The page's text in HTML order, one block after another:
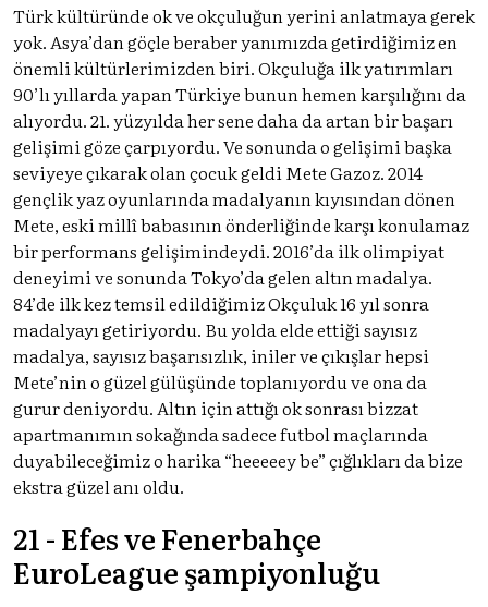
Türk kültüründe ok ve okçuluğun yerini anlatmaya gerek
yok. Asya’dan göçle beraber yanımızda getirdiğimiz en
önemli kültürlerimizden biri. Okçuluğa ilk yatırımları
90’lı yıllarda yapan Türkiye bunun hemen karşılığını da
alıyordu. 21. yüzyılda her sene daha da artan bir başarı
gelişimi göze çarpıyordu. Ve sonunda o gelişimi başka
seviyeye çıkarak olan çocuk geldi Mete Gazoz. 2014
gençlik yaz oyunlarında madalyanın kıyısından dönen
Mete, eski millî babasının önderliğinde karşı konulamaz
bir performans gelişimindeydi. 2016’da ilk olimpiyat
deneyimi ve sonunda Tokyo’da gelen altın madalya.
84’de ilk kez temsil edildiğimiz Okçuluk 16 yıl sonra
madalyayı getiriyordu. Bu yolda elde ettiği sayısız
madalya, sayısız başarısızlık, iniler ve çıkışlar hepsi
Mete’nin o güzel gülüşünde toplanıyordu ve ona da
gurur deniyordu. Altın için attığı ok sonrası bizzat
apartmanımın sokağında sadece futbol maçlarında
duyabileceğimiz o harika “heeeeey be” çığlıkları da bize
ekstra güzel anı oldu.
21 - Efes ve Fenerbahçe
EuroLeague şampiyonluğu